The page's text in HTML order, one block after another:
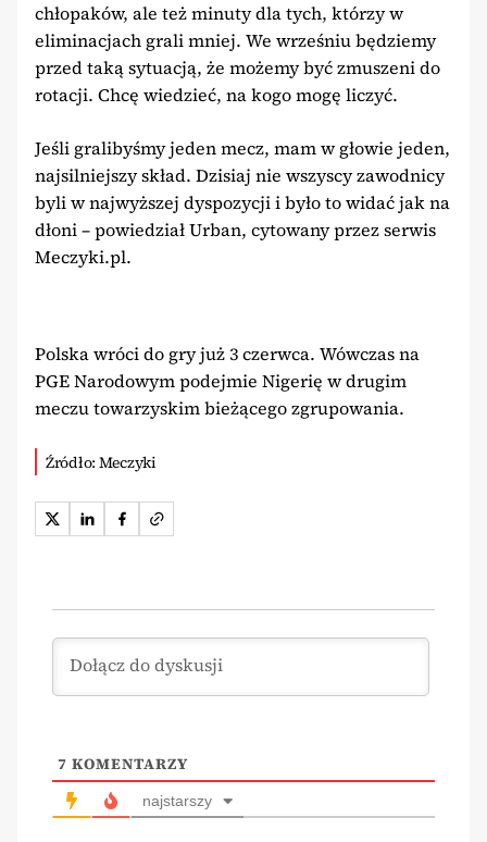
chłopaków, ale też minuty dla tych, którzy w
eliminacjach grali mniej. We wrześniu będziemy
przed taką sytuacją, że możemy być zmuszeni do
rotacji. Chcę wiedzieć, na kogo mogę liczyć.
Jeśli gralibyśmy jeden mecz, mam w głowie jeden,
najsilniejszy skład. Dzisiaj nie wszyscy zawodnicy
byli w najwyższej dyspozycji i było to widać jak na
dłoni – powiedział Urban, cytowany przez serwis
Meczyki.pl.
Polska wróci do gry już 3 czerwca. Wówczas na
PGE Narodowym podejmie Nigerię w drugim
meczu towarzyskim bieżącego zgrupowania.
Źródło: Meczyki
7 KOMENTARZY
najstarszy